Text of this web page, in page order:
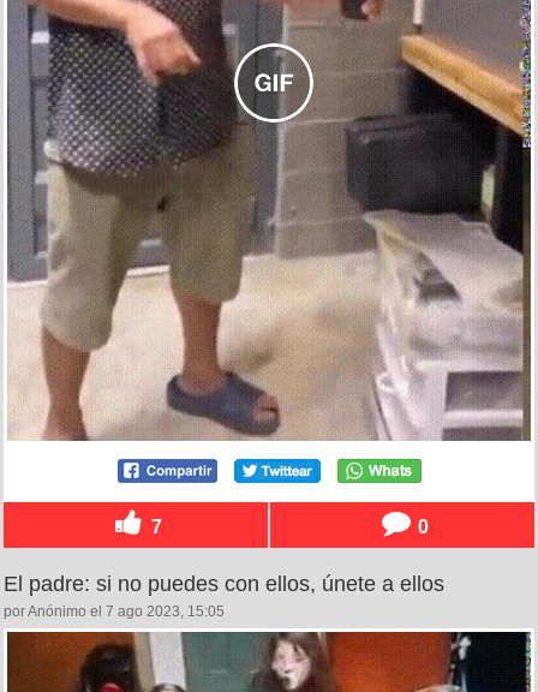
7 0
El padre: si no puedes con ellos, únete a ellos
por Anónimo el 7 ago 2023, 15:05